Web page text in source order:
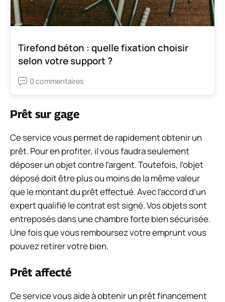
Tirefond béton : quelle fixation choisir
selon votre support ?
0 commentaires
Prêt sur gage
Ce service vous permet de rapidement obtenir un
prêt. Pour en profiter, il vous faudra seulement
déposer un objet contre l’argent. Toutefois, l’objet
déposé doit être plus ou moins de la même valeur
que le montant du prêt effectué. Avec l’accord d’un
expert qualifié le contrat est signé. Vos objets sont
entreposés dans une chambre forte bien sécurisée.
Une fois que vous remboursez votre emprunt vous
pouvez retirer votre bien.
Prêt affecté
Ce service vous aide à obtenir un prêt financement